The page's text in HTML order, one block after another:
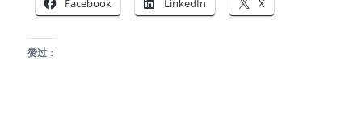
Facebook LinkedIn X
赞过：